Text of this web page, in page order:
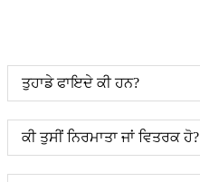
ਤੁਹਾਡੇ ਫਾਇਦੇ ਕੀ ਹਨ?
ਕੀ ਤੁਸੀਂ ਨਿਰਮਾਤਾ ਜਾਂ ਵਿਤਰਕ ਹੋ?